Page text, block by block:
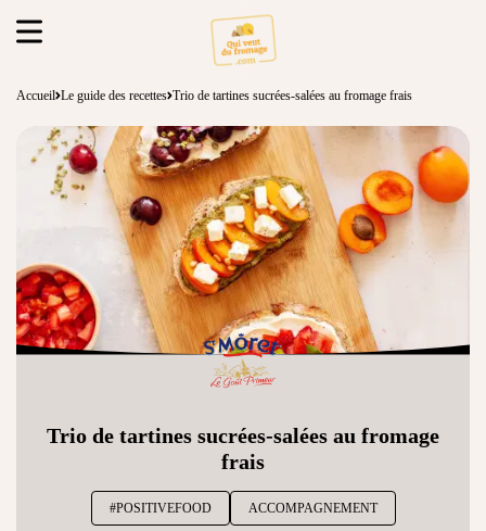
Accueil Le guide des recettes Trio de tartines sucrées-salées au fromage frais
Trio de tartines sucrées-salées au fromage
frais
#POSITIVEFOOD ACCOMPAGNEMENT